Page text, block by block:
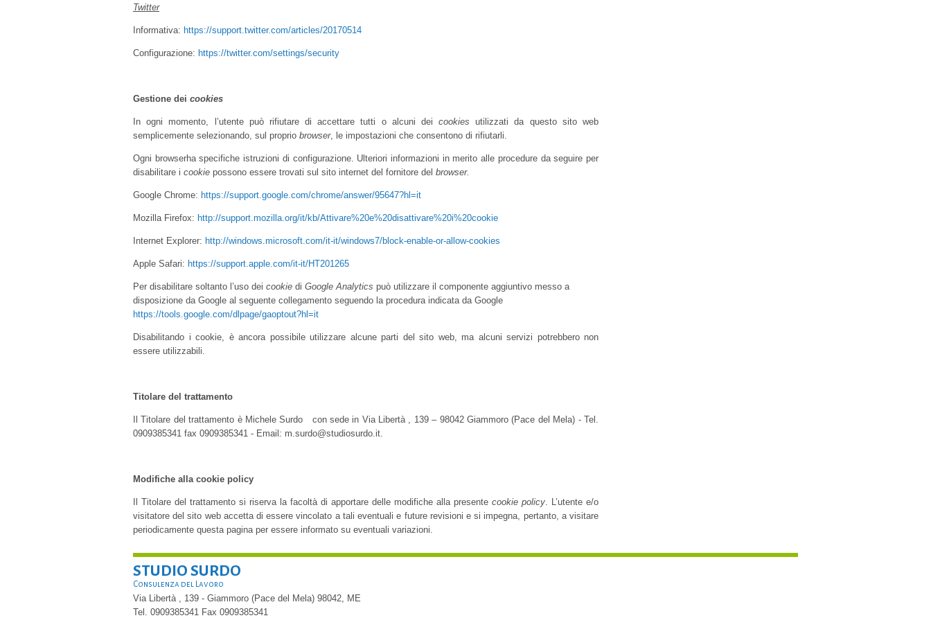
Twitter
Informativa: https://support.twitter.com/articles/20170514
Configurazione: https://twitter.com/settings/security
Gestione dei cookies
In ogni momento, l’utente può rifiutare di accettare tutti o alcuni deicookiesutilizzati da questo sito web
semplicemente selezionando, sul proprio browser, le impostazioni che consentono di rifiutarli.
Ogni browserha specifiche istruzioni di configurazione. Ulteriori informazioni in merito alle procedure da seguire per
disabilitare i cookie possono essere trovati sul sito internet del fornitore del browser.
Google Chrome: https://support.google.com/chrome/answer/95647?hl=it
Mozilla Firefox: http://support.mozilla.org/it/kb/Attivare%20e%20disattivare%20i%20cookie
Internet Explorer: http://windows.microsoft.com/it-it/windows7/block-enable-or-allow-cookies
Apple Safari: https://support.apple.com/it-it/HT201265
Per disabilitare soltanto l’uso dei cookie di Google Analytics può utilizzare il componente aggiuntivo messo a
disposizione da Google al seguente collegamento seguendo la procedura indicata da Google
https://tools.google.com/dlpage/gaoptout?hl=it
Disabilitando i cookie, è ancora possibile utilizzare alcune parti del sito web, ma alcuni servizi potrebbero non
essere utilizzabili.
Titolare del trattamento
Il Titolare del trattamento è Michele Surdo con sede in Via Libertà , 139 – 98042 Giammoro (Pace del Mela) - Tel.
0909385341 fax 0909385341 - Email: m.surdo@studiosurdo.it.
Modifiche alla cookie policy
Il Titolare del trattamento si riserva la facoltà di apportare delle modifiche alla presente cookie policy. L’utente e/o
visitatore del sito web accetta di essere vincolato a tali eventuali e future revisioni e si impegna, pertanto, a visitare
periodicamente questa pagina per essere informato su eventuali variazioni.
STUDIO SURDO
Consulenza del Lavoro
Via Libertà , 139 - Giammoro (Pace del Mela) 98042, ME
Tel. 0909385341 Fax 0909385341